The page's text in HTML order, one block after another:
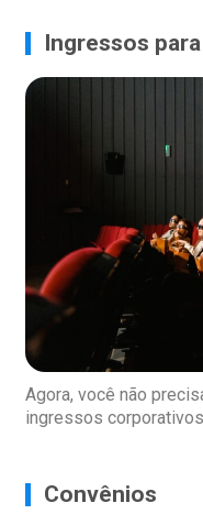
Ingressos
Agora, você não
ingressos
Convênios